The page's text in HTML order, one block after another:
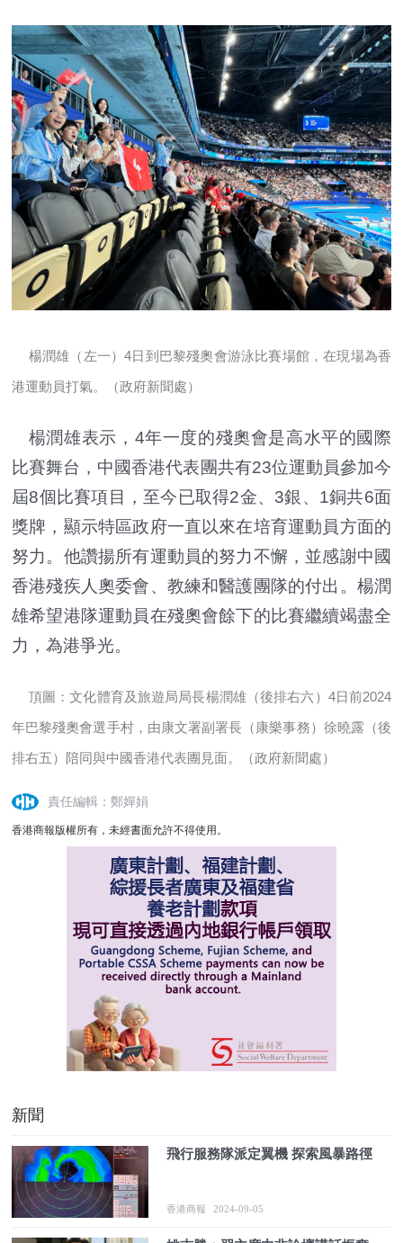
楊潤雄（左一）4日到巴黎殘奧會游泳比賽場館，在現場為香
港運動員打氣。（政府新聞處）
楊潤雄表示，4年一度的殘奧會是高水平的國際
比賽舞台，中國香港代表團共有23位運動員參加今
屆8個比賽項目，至今已取得2金、3銀、1銅共6面
獎牌，顯示特區政府一直以來在培育運動員方面的
努力。他讚揚所有運動員的努力不懈，並感謝中國
香港殘疾人奧委會、教練和醫護團隊的付出。楊潤
雄希望港隊運動員在殘奧會餘下的比賽繼續竭盡全
力，為港爭光。
頂圖：文化體育及旅遊局局長楊潤雄（後排右六）4日前2024
年巴黎殘奧會選手村，由康文署副署長（康樂事務）徐曉露（後
排右五）陪同與中國香港代表團見面。（政府新聞處）
責任編輯：鄭嬋娟
香港商報版權所有，未經書面允許不得使用。
新聞
飛行服務隊派定翼機 探索風暴路徑
香港商報 2024-09-05